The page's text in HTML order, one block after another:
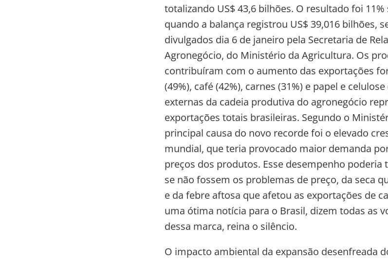
totalizando US$ 43,6 bilhões. O resultado foi
quando a balança registrou US$ 39,016 bilhões,
divulgados dia 6 de janeiro pela Secretaria de
Agronegócio, do Ministério da Agricultura. Os
contribuíram com o aumento das exportações
(49%), café (42%), carnes (31%) e papel e
externas da cadeia produtiva do agronegócio
exportações totais brasileiras. Segundo o
principal causa do novo recorde foi o elevado
mundial, que teria provocado maior demanda
preços dos produtos. Esse desempenho poderia
se não fossem os problemas de preço, da seca
e da febre aftosa que afetou as exportações de
uma ótima notícia para o Brasil, dizem todas as
dessa marca, reina o silêncio.
O impacto ambiental da expansão desenfreada